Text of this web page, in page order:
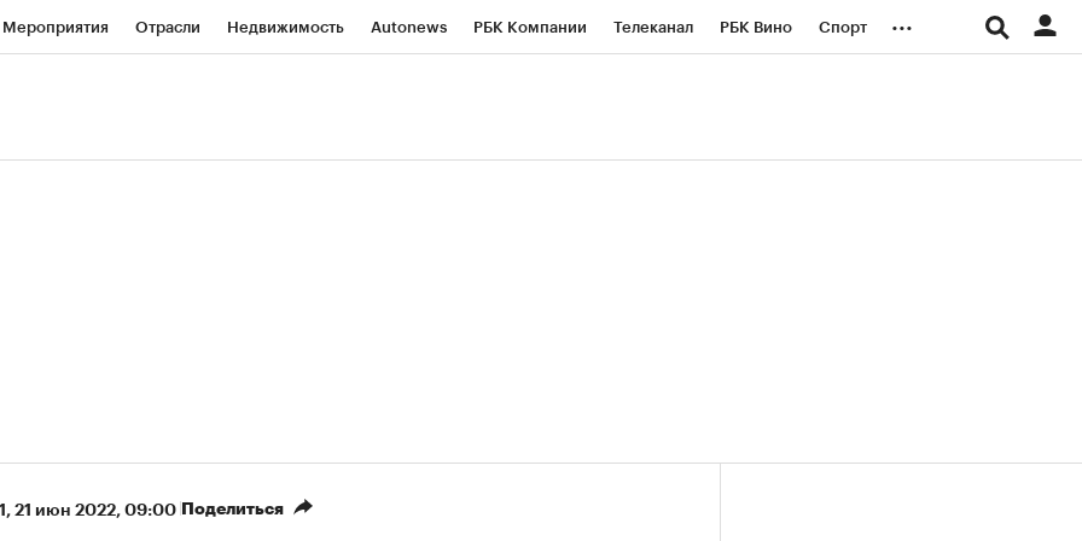
Мероприятия Отрасли Недвижимость Autonews РБК Компании Телеканал РБК Вино Спорт ...
⁠, 21 июн 2022, 09:00 Поделиться